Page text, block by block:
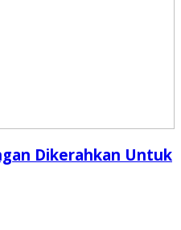
Dikerahkan Untuk